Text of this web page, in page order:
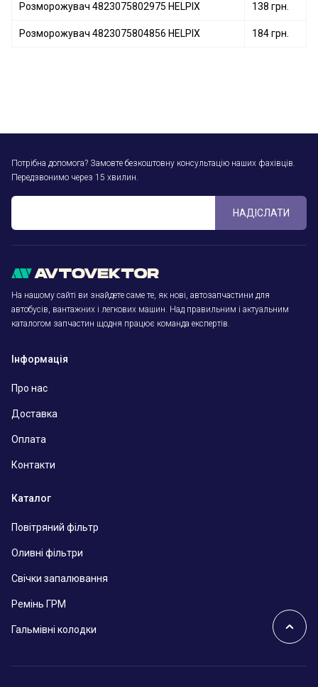
Розморожувач 4823075802975 HELPIX 138 грн.
Розморожувач 4823075804856 HELPIX 184 грн.
Потрібна допомога? Замовте безкоштовну консультацію наших фахівців.
Передзвонимо через 15 хвилин.
НАДІСЛАТИ
На нашому сайті ви знайдете саме те, як нові, автозапчастини для
автобусів, вантажних і легкових машин. Над правильним і актуальним
каталогом запчастин щодня працює команда експертів.
Інформація
Про нас
Доставка
Оплата
Контакти
Каталог
Повітряний фільтр
Оливні фільтри
Свічки запалювання
Ремінь ГРМ
Гальмівні колодки